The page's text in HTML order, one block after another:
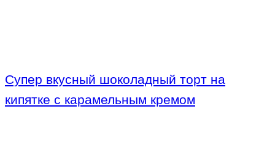
Супер вкусный шоколадный торт на
кипятке с карамельным кремом